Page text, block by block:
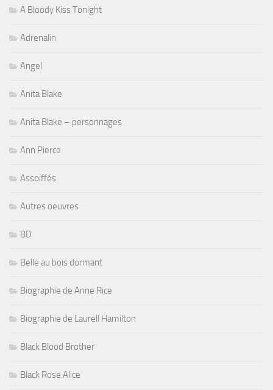
A Bloody Kiss Tonight
Adrenalin
Angel
Anita Blake
Anita Blake – personnages
Ann Pierce
Assoiffés
Autres oeuvres
BD
Belle au bois dormant
Biographie de Anne Rice
Biographie de Laurell Hamilton
Black Blood Brother
Black Rose Alice